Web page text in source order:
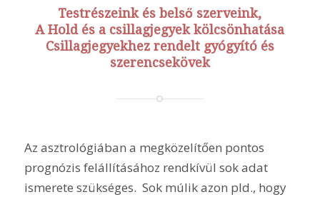
Testrészeink és belső szerveink,
A Hold és a csillagjegyek kölcsönhatása
Csillagjegyekhez rendelt gyógyító és
szerencsekövek
Az asztrológiában a megközelítően pontos
prognózis felállításához rendkívül sok adat
ismerete szükséges. Sok múlik azon pld., hogy